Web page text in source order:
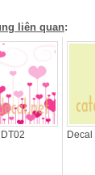
liên quan:
Decal